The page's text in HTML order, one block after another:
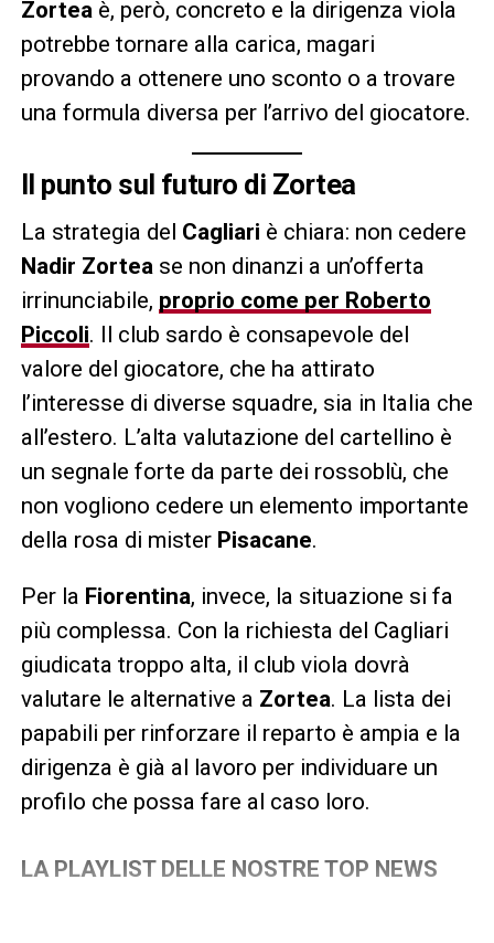
Zortea è, però, concreto e la dirigenza viola
potrebbe tornare alla carica, magari
provando a ottenere uno sconto o a trovare
una formula diversa per l’arrivo del giocatore.
Il punto sul futuro di Zortea
La strategia del Cagliari è chiara: non cedere
Nadir Zortea se non dinanzi a un’offerta
irrinunciabile, proprio come per Roberto
Piccoli. Il club sardo è consapevole del
valore del giocatore, che ha attirato
l’interesse di diverse squadre, sia in Italia che
all’estero. L’alta valutazione del cartellino è
un segnale forte da parte dei rossoblù, che
non vogliono cedere un elemento importante
della rosa di mister Pisacane.
Per la Fiorentina, invece, la situazione si fa
più complessa. Con la richiesta del Cagliari
giudicata troppo alta, il club viola dovrà
valutare le alternative a Zortea. La lista dei
papabili per rinforzare il reparto è ampia e la
dirigenza è già al lavoro per individuare un
profilo che possa fare al caso loro.
LA PLAYLIST DELLE NOSTRE TOP NEWS